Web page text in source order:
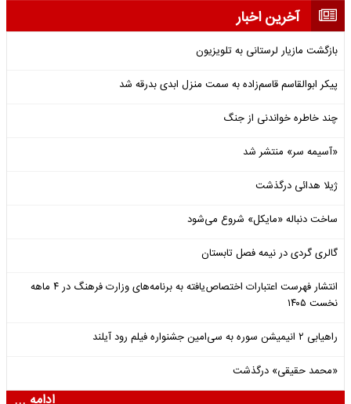
آخرین اخبار
بازگشت مازیار لرستانی به تلویزیون
پیکر ابوالقاسم قاسم‌زاده به سمت منزل ابدی بدرقه شد
چند خاطره خواندنی از جنگ
«آسیمه سر» منتشر شد
ژیلا هدائی درگذشت
ساخت دنباله «مایکل» شروع می‌شود
گالری گردی در نیمه فصل تابستان
انتشار فهرست اعتبارات اختصاص‌یافته به برنامه‌های وزارت فرهنگ در ۴ ماهه
نخست ۱۴۰۵
راهیابی ۲ انیمیشن سوره به سی‌امین جشنواره فیلم رود آیلند
«محمد حقیقی» درگذشت